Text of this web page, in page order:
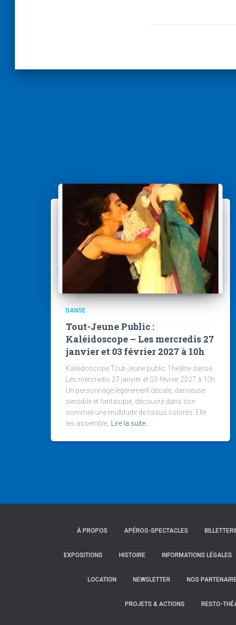
DANSE
Tout-Jeune Public :
Kaléidoscope – Les mercredis 27
janvier et 03 février 2027 à 10h
Kaléidoscope Tout-Jeune public Théâtre danse
Les mercredis 27 janvier et 03 février 2027 à 10h
Un personnage légèrement décalé, danseuse
sensible et fantasque, découvre dans son
sommeil une multitude de tissus colorés. Elle
les assemble,
Lire la suite…
À PROPOS APÉROS-SPECTACLES
EXPOSITIONS HISTOIRE INFORMATIONS LÉGALES
LOCATION NEWSLETTER NOS
PROJETS & ACTIONS RESTO-